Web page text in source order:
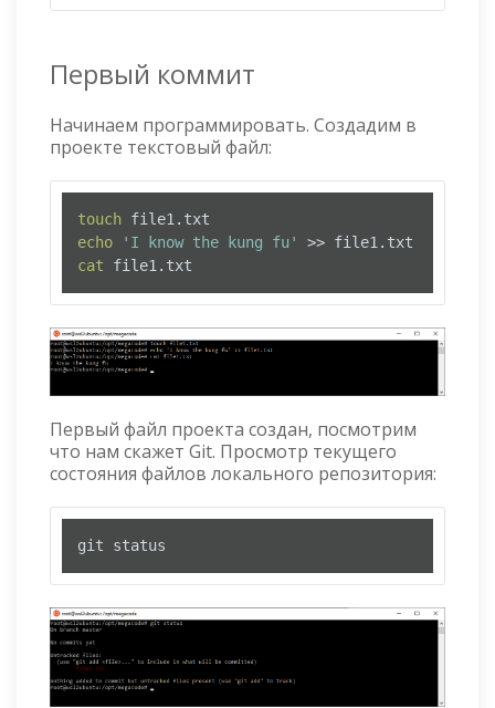
Первый коммит
Начинаем программировать. Создадим в
проекте текстовый файл:
touch
echo
'I know the kung fu'
cat file1.txt
Первый файл проекта создан, посмотрим
что нам скажет Git. Просмотр текущего
состояния файлов локального репозитория:
git status